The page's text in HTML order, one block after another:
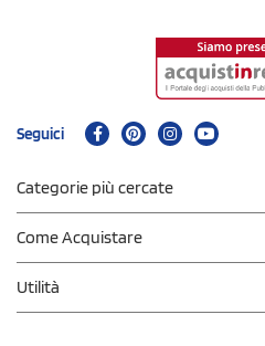
Seguici
Categorie più cercate
Come Acquistare
Utilità